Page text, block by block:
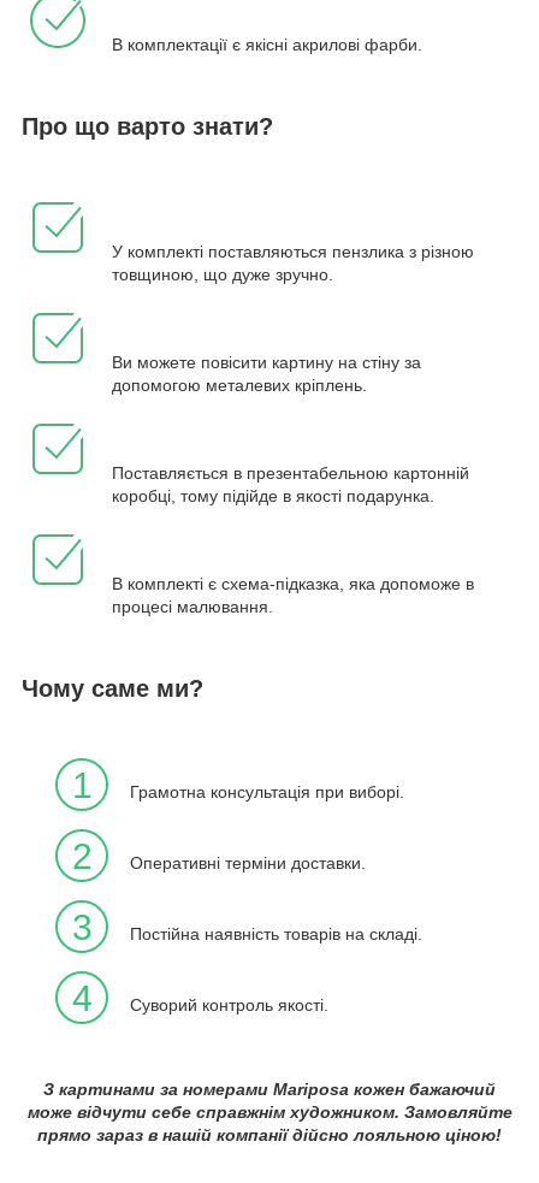
В комплектації є якісні акрилові фарби.
Про що варто знати?
У комплекті поставляються пензлика з різною
товщиною, що дуже зручно.
Ви можете повісити картину на стіну за
допомогою металевих кріплень.
Поставляється в презентабельною картонній
коробці, тому підійде в якості подарунка.
В комплекті є схема-підказка, яка допоможе в
процесі малювання.
Чому саме ми?
1 Грамотна консультація при виборі.
2 Оперативні терміни доставки.
3 Постійна наявність товарів на складі.
4 Суворий контроль якості.
З картинами за номерами Mariposa кожен бажаючий
може відчути себе справжнім художником. Замовляйте
прямо зараз в нашій компанії дійсно лояльною ціною!